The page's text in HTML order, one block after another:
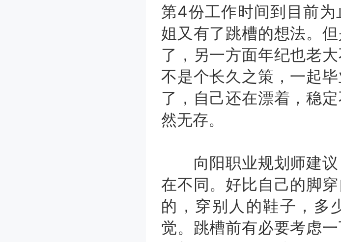
第4份工作时间到目前
姐又有了跳槽的想法。
了，另一方面年纪也老
不是个长久之策，一起
了，自己还在漂着，稳
然无存。
向阳职业规划师建议
在不同。好比自己的脚
的，穿别人的鞋子，多
觉。跳槽前有必要考虑